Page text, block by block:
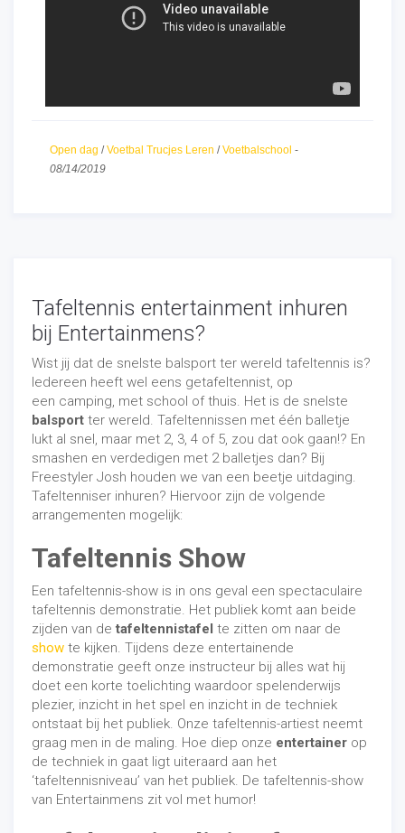
4-Skills Trainingsprogramma
Het domineren van de 1 tegen 1 situatie. Mooier
wij onze trainingen aan in 4 verschillende fases in
opbouw:
1) Techniek fase ( alle technische bewegingen
2) Tactische fase ( Technische bewegingen
worden beheerst, nu tactisch toegepast)
3) Fysieke Fase ( Kracht, uithoudingsvermogen,
snelheid worden ontwikkeld)
4) Mentale fase ( Gestimuleerd/ ontwikkeld wordt;
winnaarsmentaliteit, attitude)
Wij bieden onze trainingen aan in 4 blokken van 7
trainingen. Hierbij hoort 1 inhaaltraining door ziekte,
weersomstandigheden o.i.d. (dus totaal 8
meerdere blokken. Kosten voor 1 blok zijn 89,50
shirt, broek, sokken)
Trainers voor de locatie DVS'33 Ermelo
- Joshua Agteres (Hoofdcoördinator 4-
Skills/DVS'33 Ermelo Academy)
- Marco Hop (Trainer van de JO13-1 van DVS'33
Ermelo en Coördinator 4-Skills/DVS'33 Ermelo
Academy)
- Dennis Temmink (Trainer van de JO9-1 van DVS'33
Ermelo en 4-Skills/DVS'33 Ermelo Academy)
- Thom van Santen (Trainer van de F-league)
Bij inschrijving voor de eerste keer bij 4-Skills
Soccer Academy ontvangt u een compleet tenue.
Open dag /Voetbal Trucjes Leren /Voetbalschool -
08/14/2019
Tafeltennis entertainment inhuren
bij Entertainmens?
Wist jij dat de snelste balsport ter wereld tafeltennis is?
Iedereen heeft wel eens getafeltennist, op
een camping, met school of thuis. Het is de snelste
balsport ter wereld. Tafeltennissen met één balletje
lukt al snel, maar met 2, 3, 4 of 5, zou dat ook gaan!? En
smashen en verdedigen met 2 balletjes dan? Bij
Freestyler Josh houden we van een beetje uitdaging.
Tafeltenniser inhuren? Hiervoor zijn de volgende
arrangementen mogelijk:
Tafeltennis Show
Een tafeltennis-show is in ons geval een spectaculaire
tafeltennis demonstratie. Het publiek komt aan beide
zijden van de tafeltennistafel te zitten om naar de
show te kijken. Tijdens deze entertainende
demonstratie geeft onze instructeur bij alles wat hij
doet een korte toelichting waardoor spelenderwijs
plezier, inzicht in het spel en inzicht in de techniek
ontstaat bij het publiek. Onze tafeltennis-artiest neemt
graag men in de maling. Hoe diep onze entertainer op
de techniek in gaat ligt uiteraard aan het
‘tafeltennisniveau’ van het publiek. De tafeltennis-show
van Entertainmens zit vol met humor!